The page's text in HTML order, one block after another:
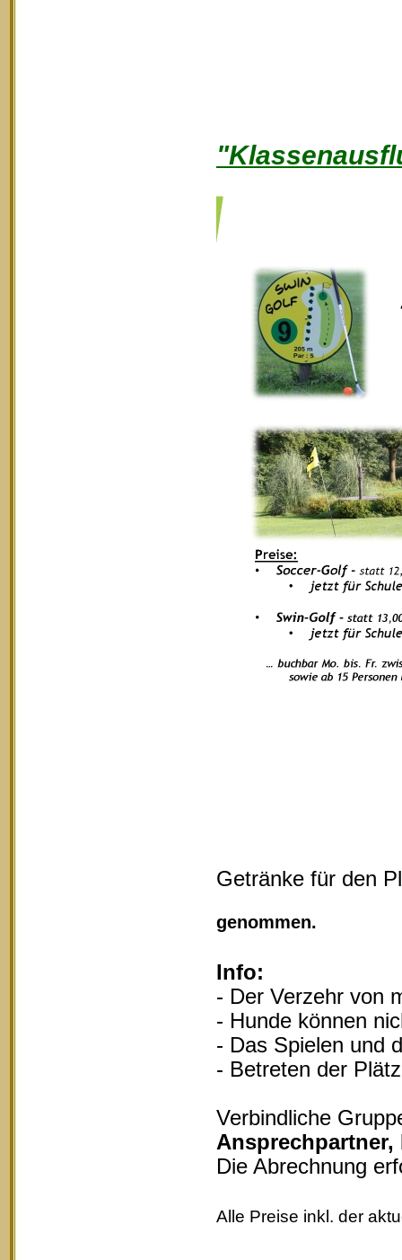
Getränke für den
genommen.
Info:
- Der Verzehr von
- Hunde können
- Das Spielen und
- Betreten der
Verbindliche
Die Abrechnung
Alle Preise inkl. der